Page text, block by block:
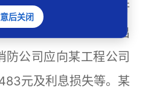
方举证质证等方式进行
委托鉴定。仲裁庭作出
防公司应向某工程公司
元及利息损失等。某
后关闭